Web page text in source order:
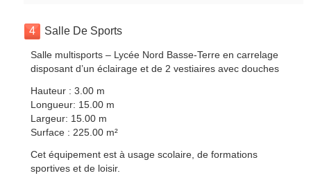
4 Salle De Sports
Salle multisports – Lycée Nord Basse-Terre en carrelage
disposant d’un éclairage et de 2 vestiaires avec douches
Hauteur : 3.00 m
Longueur: 15.00 m
Largeur: 15.00 m
Surface : 225.00 m²
Cet équipement est à usage scolaire, de formations
sportives et de loisir.